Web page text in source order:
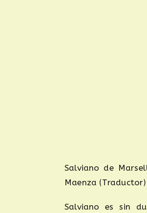
Salviano de
Maenza (Traductor)
Salviano es sin